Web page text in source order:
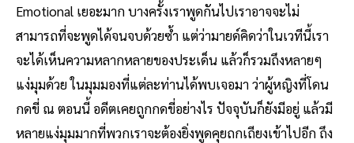
Emotional เยอะมาก บางครั้งเราพูดกันไปเราอาจจะไม่
สามารถที่จะพูดได้จนจบด้วยซ้ำ แต่ว่ามายด์คิดว่าในเวทีนี้เรา
จะได้เห็นความหลากหลายของประเด็น แล้วก็รวมถึงหลายๆ
แง่มุมด้วย ในมุมมองที่แต่ละท่านได้พบเจอมา ว่าผู้หญิงที่โดน
กดขี่ ณ ตอนนี้ อดีตเคยถูกกดขี่อย่างไร ปัจจุบันก็ยังมีอยู่ แล้วมี
หลายแง่มุมมากที่พวกเราจะต้องยิ่งพูดคุยถกเถียงเข้าไปอีก ถึง